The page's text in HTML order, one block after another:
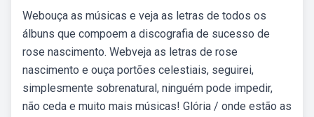
Webouça as músicas e veja as letras de todos os
álbuns que compoem a discografia de sucesso de
rose nascimento. Webveja as letras de rose
nascimento e ouça portões celestiais, seguirei,
simplesmente sobrenatural, ninguém pode impedir,
não ceda e muito mais músicas! Glória / onde estão as